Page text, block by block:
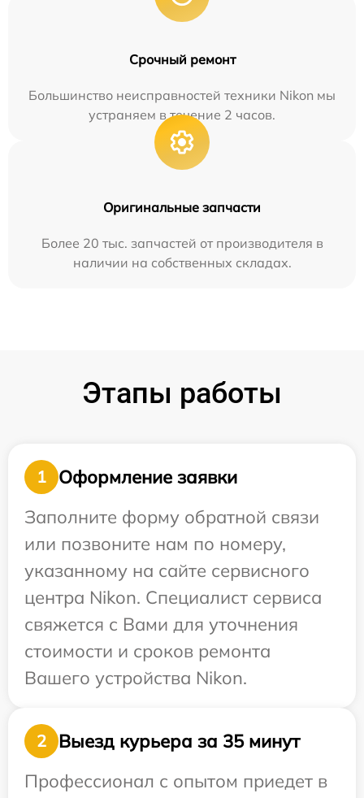
Срочный ремонт
Большинство неисправностей техники Nikon мы
устраняем в течение 2 часов.
Оригинальные запчасти
Более 20 тыс. запчастей от производителя в
наличии на собственных складах.
Этапы работы
1
Оформление заявки
Заполните форму обратной связи
или позвоните нам по номеру,
указанному на сайте сервисного
центра Nikon. Специалист сервиса
свяжется с Вами для уточнения
стоимости и сроков ремонта
Вашего устройства Nikon.
2
Выезд курьера за 35 минут
Профессионал с опытом приедет в